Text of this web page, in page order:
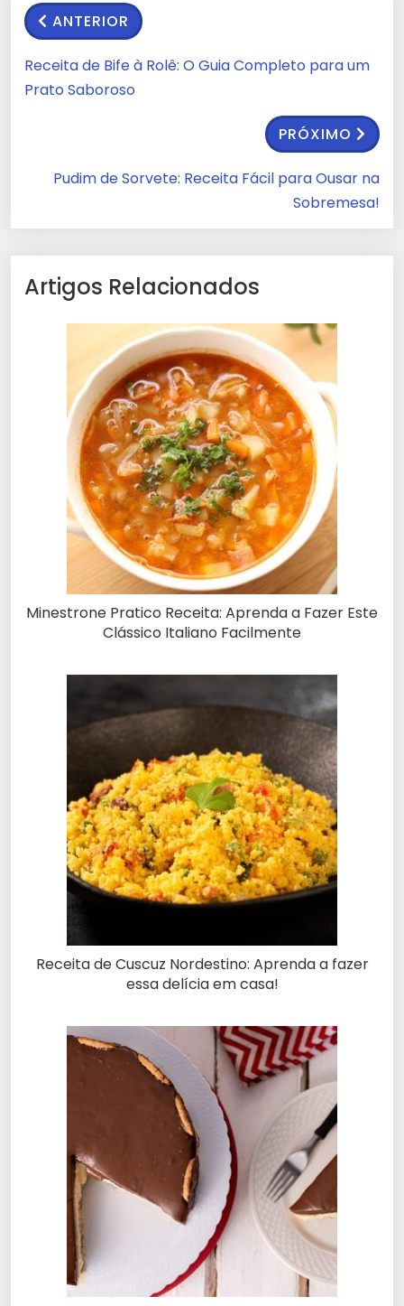
ANTERIOR
Receita de Bife à Rolê: O Guia Completo para um
Prato Saboroso
PRÓXIMO
Pudim de Sorvete: Receita Fácil para Ousar na
Sobremesa!
Artigos Relacionados
Minestrone Pratico Receita: Aprenda a Fazer Este
Clássico Italiano Facilmente
Receita de Cuscuz Nordestino: Aprenda a fazer
essa delícia em casa!